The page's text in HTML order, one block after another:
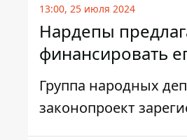
13:00, 25 июля 2024
Нардепы
финансировать
Группа народных
законопроект